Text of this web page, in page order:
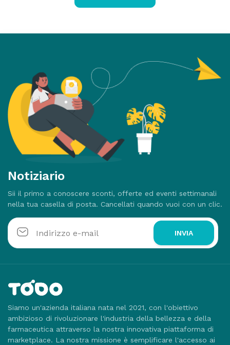
Notiziario
Sii il primo a conoscere sconti, offerte ed eventi settimanali
nella tua casella di posta. Cancellati quando vuoi con un clic.
INVIA
Siamo un'azienda italiana nata nel 2021, con l'obiettivo
ambizioso di rivoluzionare l'industria della bellezza e della
farmaceutica attraverso la nostra innovativa piattaforma di
marketplace. La nostra missione è semplificare l'accesso ai